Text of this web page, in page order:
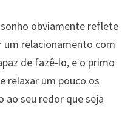
obviamente reflete
um relacionamento com
de fazê-lo, e o primo
relaxar um pouco os
ao seu redor que seja